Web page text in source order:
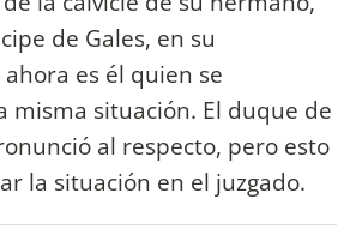
de Gales, en su
es él quien se
misma situación. El duque de
al respecto, pero esto
la situación en el juzgado.